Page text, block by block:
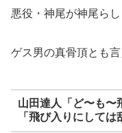
悪役・神尾が神尾らし
ゲス男の真骨頂とも言
山田達人「ど〜も〜
「飛び入りにしては